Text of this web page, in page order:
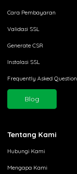
Cara Pembayaran
Validasi SSL
Generate CSR
Instalasi SSL
Frequently Asked Question
Blog
Tentang Kami
Hubungi Kami
Mengapa Kami